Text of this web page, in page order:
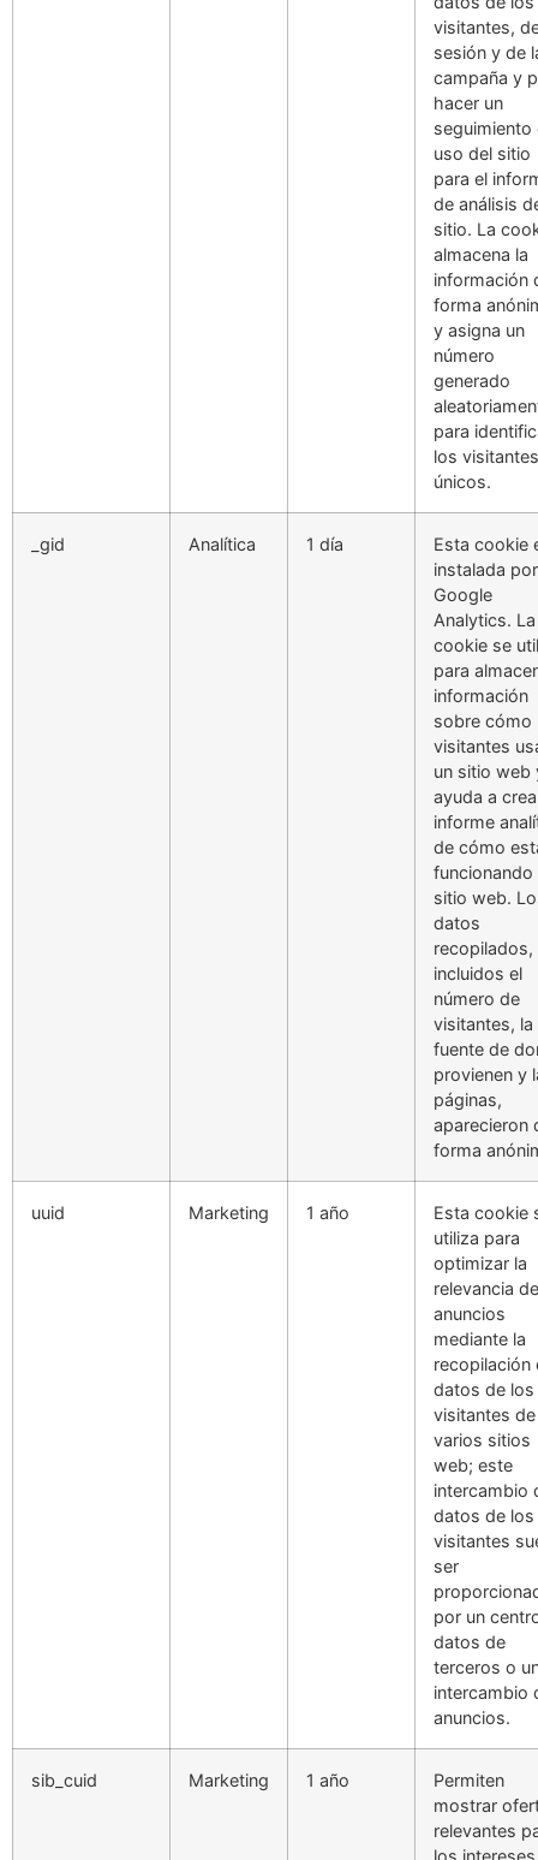
visitantes,
sesión y de
campaña y
hacer un
seguimiento
uso del sitio
para el
de análisis
sitio. La
almacena la
información
forma
y asigna un
número
generado
para
los visitantes
únicos.
_gid Analítica 1 día
Esta cookie
instalada por
Google
Analytics. La
cookie se
para
información
sobre cómo
visitantes
un sitio web
ayuda a
informe
de cómo
funcionando
sitio web.
datos
recopilados,
incluidos el
número de
visitantes, la
fuente de
provienen y
páginas,
aparecieron
forma
uuid Marketing 1 año
Esta cookie
utiliza para
optimizar la
relevancia
anuncios
mediante la
recopilación
datos de los
visitantes de
varios sitios
web; este
intercambio
datos de los
visitantes
ser
por un
datos de
terceros o
intercambio
anuncios.
sib_cuid Marketing 1 año
Permiten
mostrar
relevantes
los